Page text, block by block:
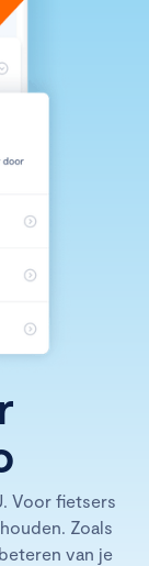
Voor fietsers
Zoals
van je